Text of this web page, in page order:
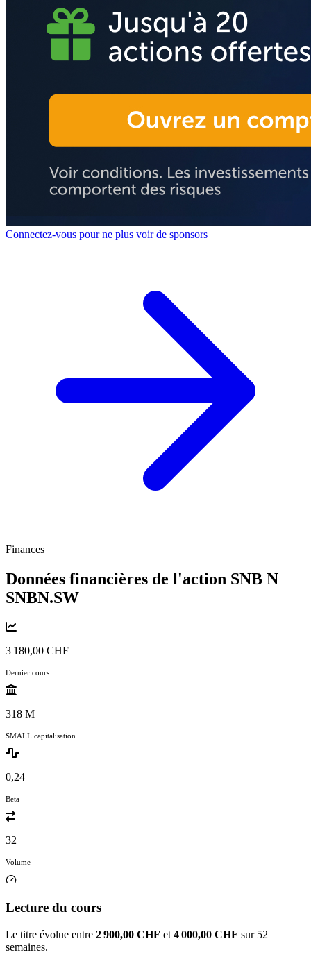
Connectez-vous pour ne plus voir de sponsors
Finances
Données financières de l'action SNB N
SNBN.SW
3 180,00 CHF
Dernier cours
318 M
SMALL capitalisation
0,24
Beta
32
Volume
Lecture du cours
Le titre évolue entre 2 900,00 CHF et 4 000,00 CHF sur 52
semaines.